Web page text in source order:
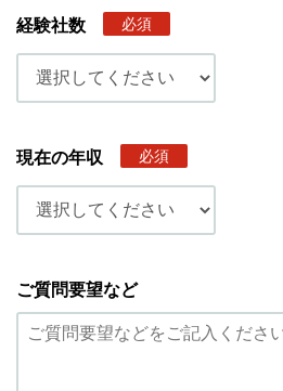
経験社数 必須
現在の年収 必須
ご質問要望など